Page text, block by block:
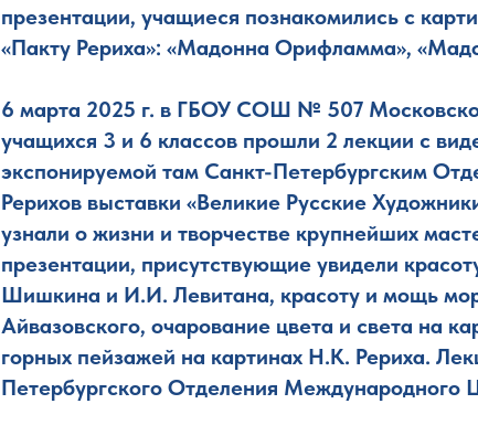
презентации, учащиеся познакомились с
«Пакту Рериха»: «Мадонна Орифламма»,
6 марта 2025 г. в ГБОУ СОШ № 507
учащихся 3 и 6 классов прошли 2 лекции с
экспонируемой там Санкт-Петербургским
Рерихов выставки «Великие Русские
узнали о жизни и творчестве крупнейших
презентации, присутствующие увидели
Шишкина и И.И. Левитана, красоту и мощь
Айвазовского, очарование цвета и света на
горных пейзажей на картинах Н.К. Рериха.
Петербургского Отделения Международного